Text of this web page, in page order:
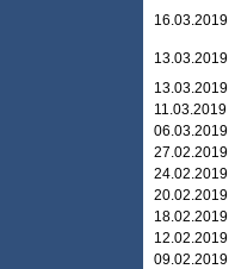
16.03.2019
13.03.2019
13.03.2019
11.03.2019
06.03.2019
27.02.2019
24.02.2019
20.02.2019
18.02.2019
12.02.2019
09.02.2019